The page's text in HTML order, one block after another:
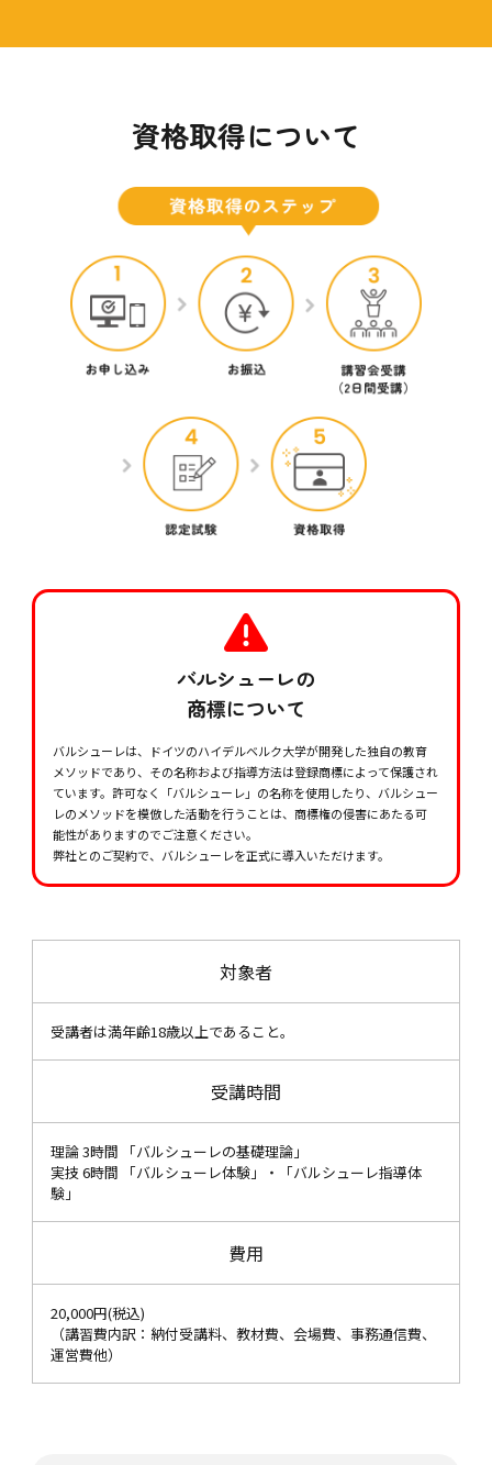
資格取得について
バルシューレの
商標について
バルシューレは、ドイツのハイデルベルク大学が開発した独自の教育
メソッドであり、その名称および指導方法は登録商標によって保護され
ています。許可なく「バルシューレ」の名称を使用したり、バルシュー
レのメソッドを模倣した活動を行うことは、商標権の侵害にあたる可
能性がありますのでご注意ください。
弊社とのご契約で、バルシューレを正式に導入いただけます。
対象者
受講者は満年齢18歳以上であること。
受講時間
理論 3時間 「バルシューレの基礎理論」
実技 6時間 「バルシューレ体験」・「バルシューレ指導体
験」
費用
20,000円(税込)
（講習費内訳：納付受講料、教材費、会場費、事務通信費、
運営費他）